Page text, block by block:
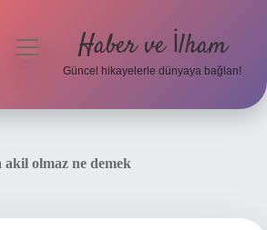
menüyü
Haber ve İlham
Güncel hikayelerle dünyaya bağlan!
olmaz ne demek